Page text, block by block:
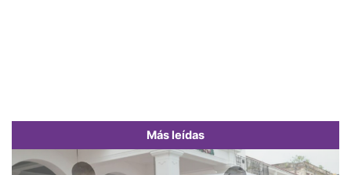
Más leídas